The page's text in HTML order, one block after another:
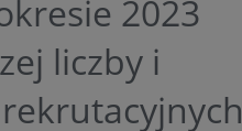
2023
liczby i